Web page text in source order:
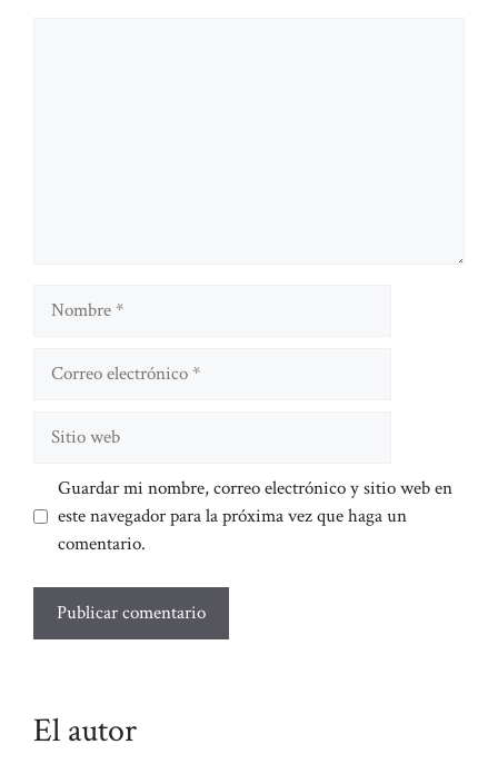
Nombre
Guardar mi nombre, correo electrónico y sitio web en
este navegador para la próxima vez que haga un
comentario.
El autor